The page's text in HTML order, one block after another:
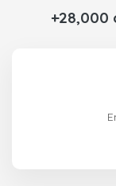
+28,000